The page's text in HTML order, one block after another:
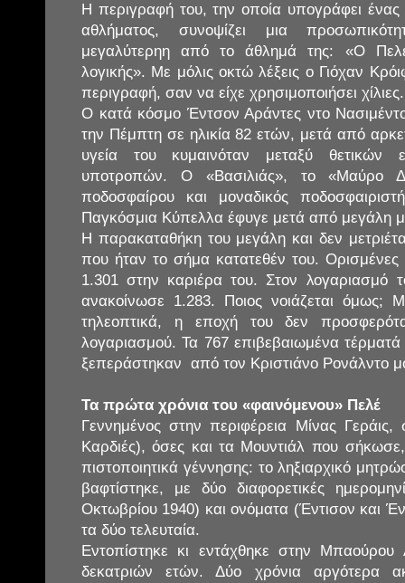
Η περιγραφή του, την οποία υπογράφει ένας
αθλήματος, συνοψίζει μια
μεγαλύτερηη από το άθλημά της: «Ο
λογικής». Με μόλις οκτώ λέξεις ο Γιόχαν
περιγραφή, σαν να είχε χρησιμοποιήσει χίλιες.
Ο κατά κόσμο Έντσον Αράντες ντο
την Πέμπτη σε ηλικία 82 ετών, μετά από
υγεία του κυμαινόταν μεταξύ θετικών
υποτροπών. Ο «Βασιλιάς», το «Μαύρο
ποδοσφαίρου και μοναδικός
Παγκόσμια Κύπελλα έφυγε μετά από μεγάλη
Η παρακαταθήκη του μεγάλη και δεν
που ήταν το σήμα κατατεθέν του.
1.301 στην καριέρα του. Στον λογαριασμό
ανακοίνωσε 1.283. Ποιος νοιάζεται όμως;
τηλεοπτικά, η εποχή του δεν
λογαριασμού. Τα 767 επιβεβαιωμένα
ξεπεράστηκαν από τον Κριστιάνο Ρονάλντο
Τα πρώτα χρόνια του «φαινόμενου» Πελέ
Γεννημένος στην περιφέρεια Μίνας
Καρδιές), όσες και τα Μουντιάλ που σήκωσε,
πιστοποιητικά γέννησης: το ληξιαρχικό
βαφτίστηκε, με δύο διαφορετικές
Οκτωβρίου 1940) και ονόματα (Έντισον και
τα δύο τελευταία.
Εντοπίστηκε κι εντάχθηκε στην Μπαούρου
δεκατριών ετών. Δύο χρόνια αργότερα